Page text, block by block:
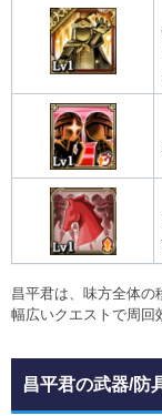
昌平君は、味方全体の
幅広いクエストで周回
昌平君の武器/防